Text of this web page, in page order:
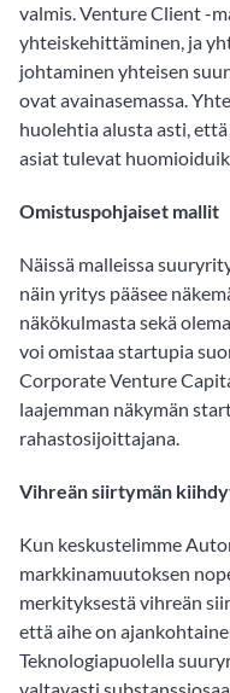
valmis. Venture Client -
yhteiskehittäminen, ja
johtaminen yhteisen
ovat avainasemassa.
huolehtia alusta asti,
asiat tulevat
Omistuspohjaiset mallit
Näissä malleissa
näin yritys pääsee
näkökulmasta sekä
voi omistaa startupia
Corporate Venture
laajemman näkymän
rahastosijoittajana.
Vihreän siirtymän
Kun keskustelimme
markkinamuutoksen
merkityksestä vihreän
että aihe on
Teknologiapuolella